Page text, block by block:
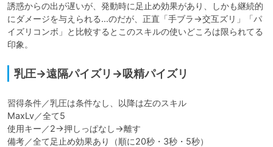
誘惑からの出が遅いが、発動時に足止め効果があり、しかも継続的
にダメージを与えられる…のだが、正直「手ブラ→交互ズリ」「パ
イズリコンボ」と比較するとこのスキルの使いどころは限られてる
印象。
乳圧→遠隔パイズリ→吸精パイズリ
習得条件／乳圧は条件なし、以降は左のスキル
MaxLv／全て5
使用キー／2→押しっぱなし→離す
備考／全て足止め効果あり（順に20秒・3秒・5秒）